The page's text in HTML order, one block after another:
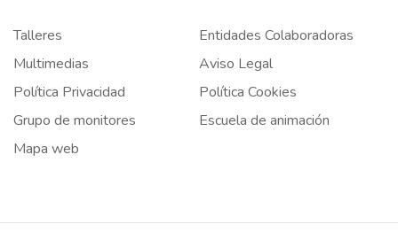
Talleres
Entidades Colaboradoras
Multimedias
Aviso Legal
Política Privacidad
Política Cookies
Grupo de monitores
Escuela de animación
Mapa web